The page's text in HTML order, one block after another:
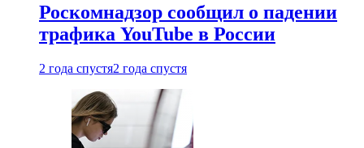
Роскомнадзор сообщил о падении
трафика YouTube в России
2 года спустя2 года спустя